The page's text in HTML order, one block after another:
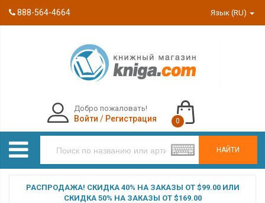
888-564-4664 Язык (RU)
НАЙТИ
Добро пожаловать!
Войти / Регистрация 0
РАСПРОДАЖА! СКИДКА 40% НА ЗАКАЗЫ ОТ $99.00 ИЛИ
СКИДКА 50% НА ЗАКАЗЫ ОТ $169.00